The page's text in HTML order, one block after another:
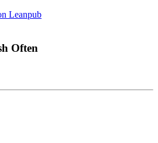
Leanpub
Often